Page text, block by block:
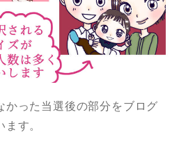
かった当選後の部分をブログ
す。